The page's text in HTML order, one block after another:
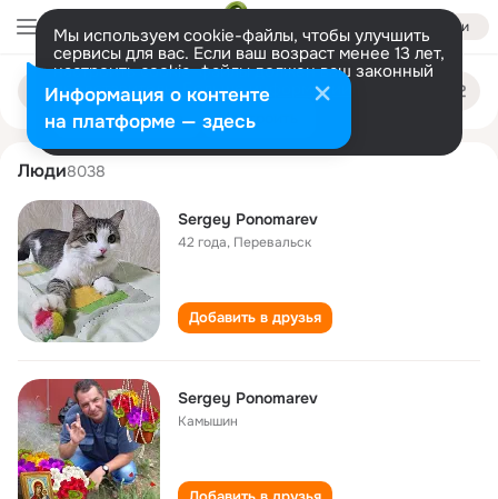
Войти
Мы используем cookie-файлы, чтобы улучшить
сервисы для вас. Если ваш возраст менее 13 лет,
настроить cookie-файлы должен ваш законный
представитель. Больше информации
Разрешить все Настроить
Поиск
людям
sergey ponomarev
Люди8038
Sergey Ponomarev
42 года, Перевальск
Добавить в друзья
Sergey Ponomarev
Камышин
Информация о контенте
на платформе — здесь